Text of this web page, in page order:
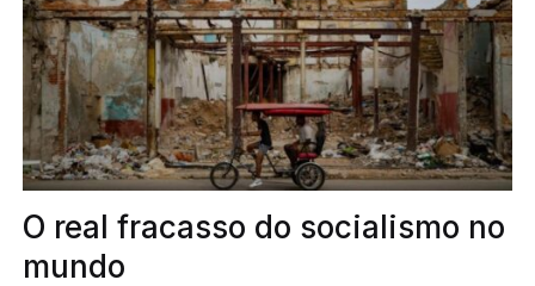
O real fracasso do socialismo no
mundo